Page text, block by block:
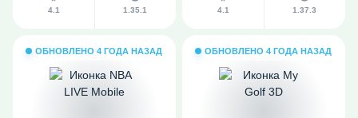
4.1 1.35.1 4.1 1.37.3
ОБНОВЛЕНО 4 ГОДА НАЗАД ОБНОВЛЕНО 4 ГОДА НАЗАД